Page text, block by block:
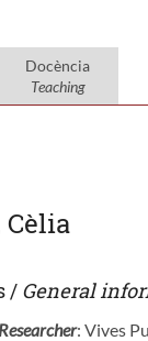
Docència
Teaching
Cèlia
/ General
Researcher: Vives